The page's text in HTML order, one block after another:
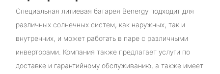
Специальная литиевая батарея Benergy подходит для
различных солнечных систем, как наружных, так и
внутренних, и может работать в паре с различными
инверторами. Компания также предлагает услуги по
доставке и гарантийному обслуживанию, а также имеет